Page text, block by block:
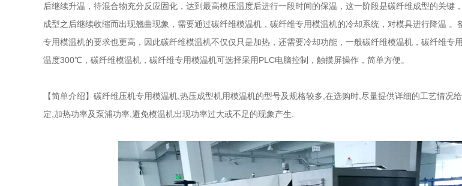
后继续升温，待混合物充分反应固化，达到最高模压温度后进行一段时间的保温，这一阶段是碳纤维成型的关键
成型之后继续收缩而出现翘曲现象，需要通过碳纤维模温机，碳纤维专用模温机的冷却系统，对模具进行降温 。
专用模温机的要求也更高，因此碳纤维模温机不仅仅只是加热，还需要冷却功能，一般碳纤维模温机，碳纤维专
温度300℃，碳纤维模温机，碳纤维专用模温机可选择采用PLC电脑控制，触摸屏操作，简单方便。
【简单介绍】碳纤维压机专用模温机,热压成型机用模温机的型号及规格较多,在选购时,尽量提供详细的工艺情况
定,加热功率及泵浦功率,避免模温机出现功率过大或不足的现象产生.